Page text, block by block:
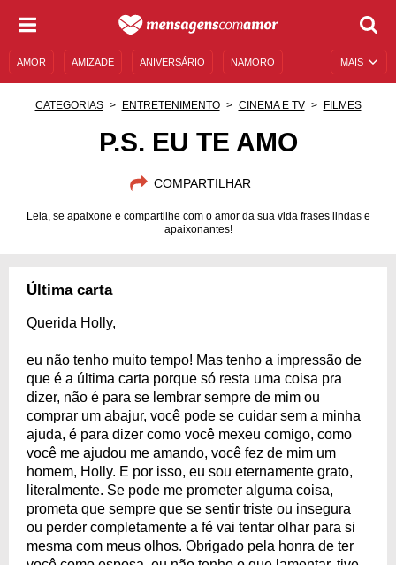
MAIS
AMOR AMIZADE ANIVERSÁRIO NAMORO
CATEGORIAS ENTRETENIMENTO CINEMA E TV FILMES
P.S. EU TE AMO
COMPARTILHAR
Leia, se apaixone e compartilhe com o amor da sua vida frases lindas e
apaixonantes!
Última carta
Querida Holly,
eu não tenho muito tempo! Mas tenho a impressão de
que é a última carta porque só resta uma coisa pra
dizer, não é para se lembrar sempre de mim ou
comprar um abajur, você pode se cuidar sem a minha
ajuda, é para dizer como você mexeu comigo, como
você me ajudou me amando, você fez de mim um
homem, Holly. E por isso, eu sou eternamente grato,
literalmente. Se pode me prometer alguma coisa,
prometa que sempre que se sentir triste ou insegura
ou perder completamente a fé vai tentar olhar para si
mesma com meus olhos. Obrigado pela honra de ter